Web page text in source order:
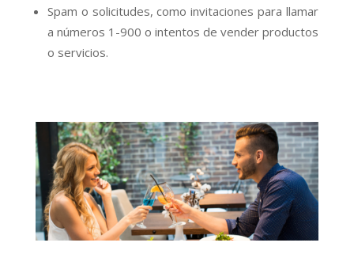
Spam o solicitudes, como invitaciones para llamar
a números 1-900 o intentos de vender productos
o servicios.